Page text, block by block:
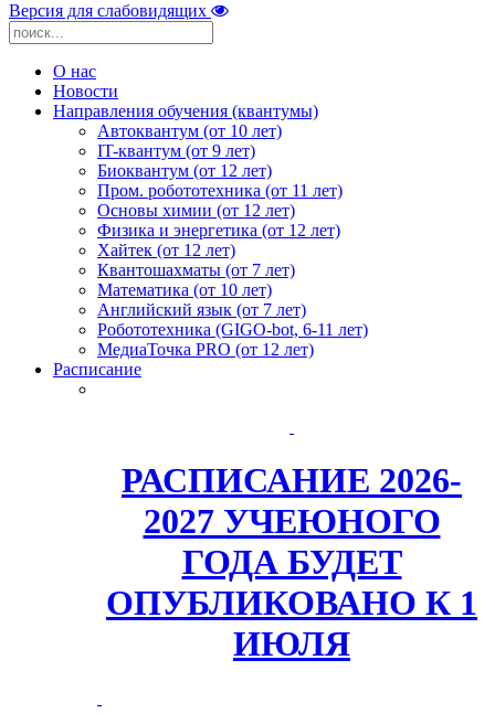
Версия для слабовидящих
О нас
Новости
Направления обучения (квантумы)
Автоквантум (от 10 лет)
IT-квантум (от 9 лет)
Биоквантум (от 12 лет)
Пром. робототехника (от 11 лет)
Основы химии (от 12 лет)
Физика и энергетика (от 12 лет)
Хайтек (от 12 лет)
Квантошахматы (от 7 лет)
Математика (от 10 лет)
Английский язык (от 7 лет)
Робототехника (GIGO-bot, 6-11 лет)
МедиаТочка PRO (от 12 лет)
Расписание
РАСПИСАНИЕ 2026-
2027 УЧЕЮНОГО
ГОДА БУДЕТ
ОПУБЛИКОВАНО К 1
ИЮЛЯ